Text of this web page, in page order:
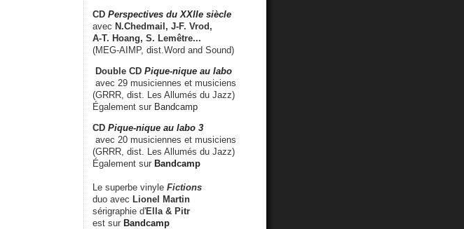
CD Perspectives du XXIIe siècle
avec N.Chedmail, J-F. Vrod,
A-T. Hoang, S. Lemêtre...
(MEG-AIMP, dist.Word and Sound)
Double CD Pique-nique au labo
avec 29 musiciennes et musiciens
(GRRR, dist. Les Allumés du Jazz)
Également sur Bandcamp
CD Pique-nique au labo 3
avec 20 musiciennes et musiciens
(GRRR, dist. Les Allumés du Jazz)
Également sur Bandcamp
Le superbe vinyle Fictions
duo avec Lionel Martin
sérigraphie d'Ella & Pitr
est sur Bandcamp